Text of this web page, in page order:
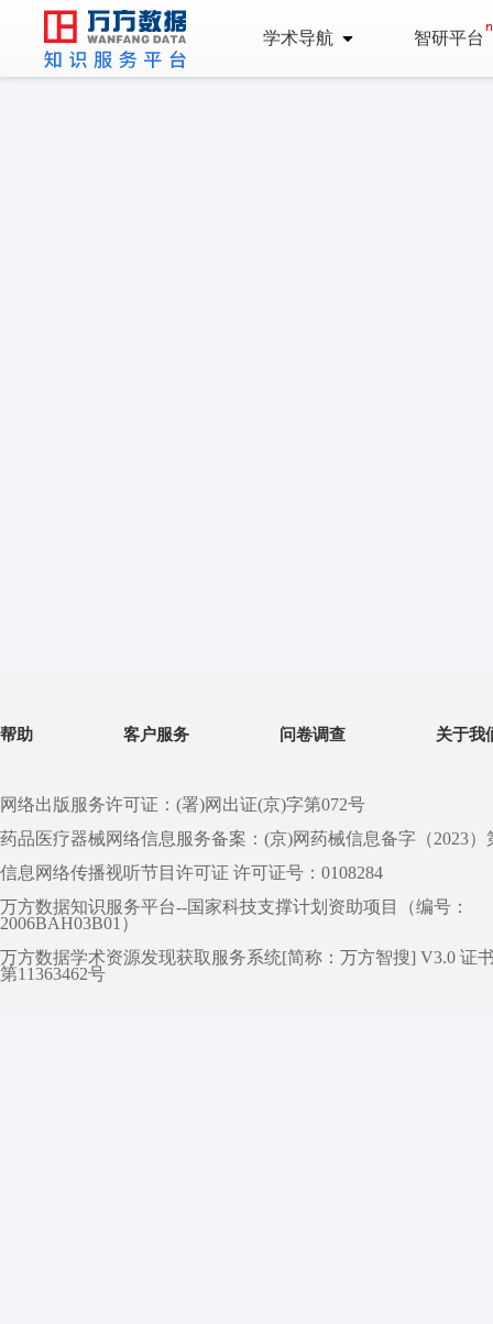
学术导航 智研平台
帮助 客户服务 问卷调查 关于我
网络出版服务许可证：(署)网出证(京)字第072号
药品医疗器械网络信息服务备案：(京)网药械信息备字（2023）
信息网络传播视听节目许可证 许可证号：0108284
万方数据知识服务平台--国家科技支撑计划资助项目（编号：
2006BAH03B01）
万方数据学术资源发现获取服务系统[简称：万方智搜] V3.0 证
第11363462号